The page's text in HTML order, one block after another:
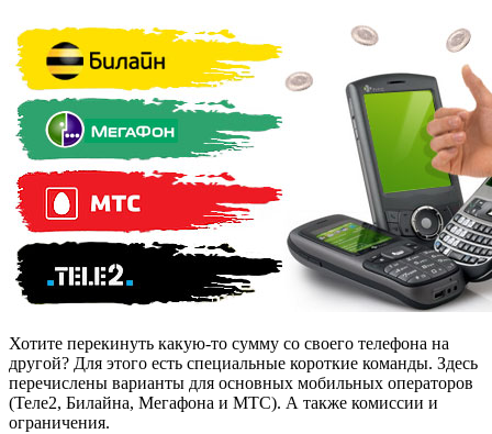
Хотите перекинуть какую-то сумму со своего телефона на
другой? Для этого есть специальные короткие команды. Здесь
перечислены варианты для основных мобильных операторов
(Теле2, Билайна, Мегафона и МТС). А также комиссии и
ограничения.